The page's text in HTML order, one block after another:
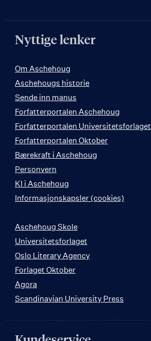
Nyttige lenker
Om Aschehoug
Aschehougs historie
Sende inn manus
Forfatterportalen Aschehoug
Forfatterportalen Universitetsforlaget
Forfatterportalen Oktober
Bærekraft i Aschehoug
Personvern
KI i Aschehoug
Informasjonskapsler (cookies)
Aschehoug Skole
Universitetsforlaget
Oslo Literary Agency
Forlaget Oktober
Agora
Scandinavian University Press